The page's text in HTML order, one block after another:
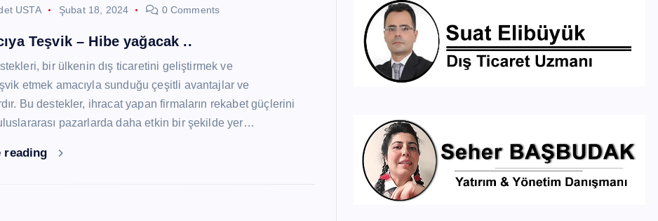
USTA Şubat 18, 2024 0 Comments
Teşvik – Hibe yağacak ..
bir ülkenin dış ticaretini geliştirmek ve
etmek amacıyla sunduğu çeşitli avantajlar ve
Bu destekler, ihracat yapan firmaların rekabet güçlerini
pazarlarda daha etkin bir şekilde yer…
reading